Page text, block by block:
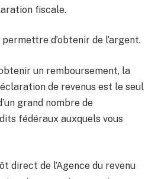
fiscale.
d’obtenir de l’argent.
un remboursement, la
de revenus est le seul
grand nombre de
fédéraux auxquels vous
direct de l’Agence du revenu